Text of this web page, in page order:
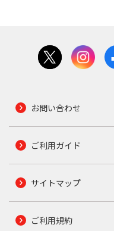
お問い合わせ
ご利用ガイド
サイトマップ
ご利用規約